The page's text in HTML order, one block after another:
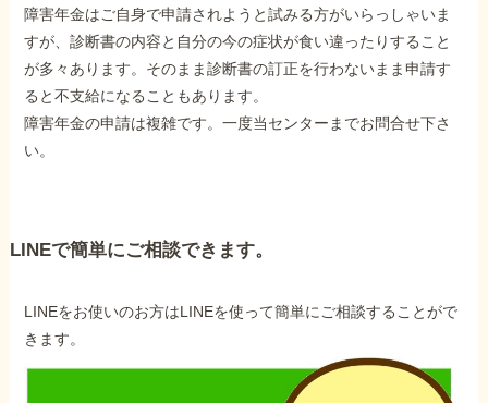
障害年金はご自身で申請されようと試みる方がいらっしゃいま
すが、診断書の内容と自分の今の症状が食い違ったりすること
が多々あります。そのまま診断書の訂正を行わないまま申請す
ると不支給になることもあります。
障害年金の申請は複雑です。一度当センターまでお問合せ下さ
い。
LINEで簡単にご相談できます。
LINEをお使いのお方はLINEを使って簡単にご相談することがで
きます。